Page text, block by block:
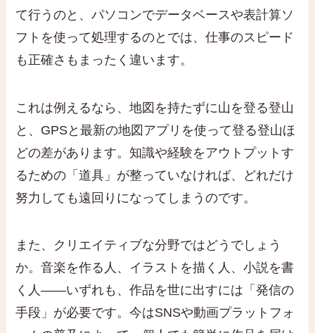
て行うのと、パソコンでデータベースや表計算ソ
フトを使って処理するのとでは、仕事のスピード
も正確さもまったく違います。
これは例えるなら、地図を持たずに山を登る登山
と、GPSと最新の地図アプリを使って登る登山ほ
どの差があります。知識や経験をアウトプットす
るための「道具」が整っていなければ、どれだけ
努力しても遠回りになってしまうのです。
また、クリエイティブな分野ではどうでしょう
か。音楽を作る人、イラストを描く人、小説を書
く人――いずれも、作品を世に出すには「発信の
手段」が必要です。今はSNSや動画プラットフォ